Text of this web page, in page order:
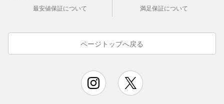
最安値保証について
満足保証について
ページトップへ戻る